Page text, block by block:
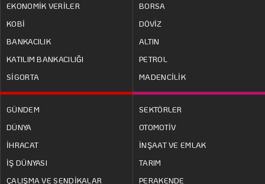
EKONOMİK VERİLER
KOBİ
BANKACILIK
KATILIM BANKACILIĞI
SİGORTA
BORSA
DÖVİZ
ALTIN
PETROL
MADENCİLİK
GÜNDEM
DÜNYA
İHRACAT
İŞ DÜNYASI
ÇALIŞMA VE SENDİKALAR
SEKTÖRLER
OTOMOTİV
İNŞAAT VE EMLAK
TARIM
PERAKENDE